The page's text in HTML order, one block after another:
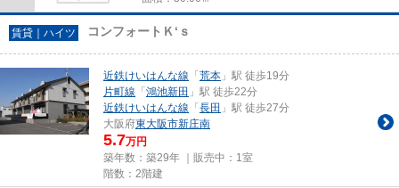
賃貸｜ハイツ コンフォートＫ‘ｓ
近鉄けいはんな線 「 荒本 」駅 徒歩19分
片町線 「 鴻池新田 」駅 徒歩22分
近鉄けいはんな線 「 長田 」駅 徒歩27分
大阪府東大阪市新庄南
5.7万円
築年数：築29年 ｜販売中： 1室
階数：2階建